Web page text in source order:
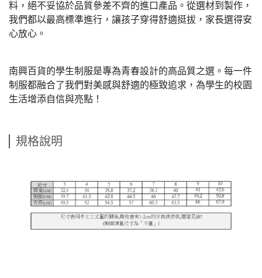
料，絕不妥協於品質參差不齊的進口產品。從選材到製作，
我們都以最高標準進行，讓孩子穿得舒適挺拔，家長選得安
心放心。
南興百貨的學生制服是專為青春設計的高品質之選。每一件
制服都融合了我們對美感與舒適的極致追求，為學生的校園
生活增添自信與亮點！
規格說明